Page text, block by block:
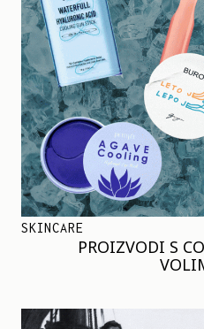
SKINCARE
PROIZVODI S